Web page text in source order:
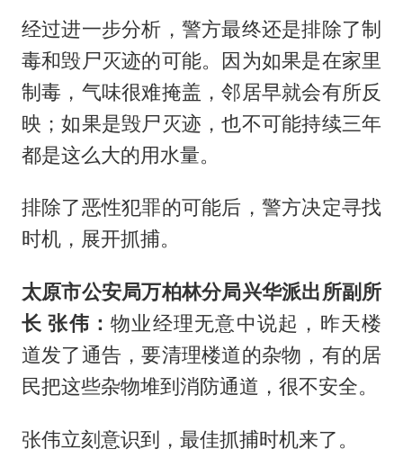
经过进一步分析，警方最终还是排除了制
毒和毁尸灭迹的可能。因为如果是在家里
制毒，气味很难掩盖，邻居早就会有所反
映；如果是毁尸灭迹，也不可能持续三年
都是这么大的用水量。
排除了恶性犯罪的可能后，警方决定寻找
时机，展开抓捕。
太原市公安局万柏林分局兴华派出所副所
长 张伟：物业经理无意中说起，昨天楼
道发了通告，要清理楼道的杂物，有的居
民把这些杂物堆到消防通道，很不安全。
张伟立刻意识到，最佳抓捕时机来了。